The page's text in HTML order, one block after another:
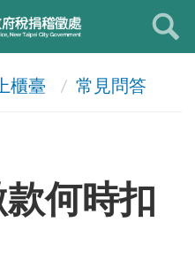
櫃臺 常見問答
何時扣